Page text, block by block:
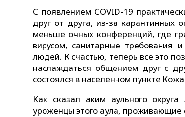
С появлением COVID-19
друг от друга, из-за карантинных
меньше очных конференций, где
вирусом, санитарные требования
людей. К счастью, теперь все это
наслаждаться общением друг с
состоялся в населенном пункте
Как сказал аким аульного
уроженцы этого аула, проживающие